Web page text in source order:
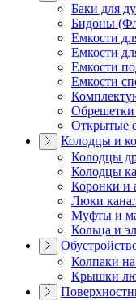
Баки для
Бидоны
Емкости
Емкости
Емкости
Емкости
Обрешетки
Открытые
Колодцы и
Колодцы
Колодцы
Коронки и
Люки
Муфты и
Кольца и
Колпаки на
Крышки